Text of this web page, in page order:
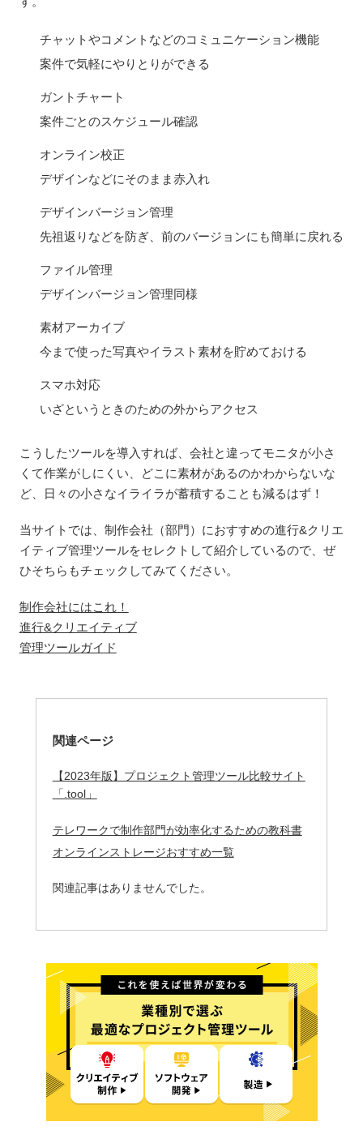
チャットやコメントなどのコミュニケーション機能
案件で気軽にやりとりができる
ガントチャート
案件ごとのスケジュール確認
オンライン校正
デザインなどにそのまま赤入れ
デザインバージョン管理
先祖返りなどを防ぎ、前のバージョンにも簡単に戻れる
ファイル管理
デザインバージョン管理同様
素材アーカイブ
今まで使った写真やイラスト素材を貯めておける
スマホ対応
いざというときのための外からアクセス
こうしたツールを導入すれば、会社と違ってモニタが小さ
くて作業がしにくい、どこに素材があるのかわからないな
ど、日々の小さなイライラが蓄積することも減るはず！
当サイトでは、制作会社（部門）におすすめの進行&クリエ
イティブ管理ツールをセレクトして紹介しているので、ぜ
ひそちらもチェックしてみてください。
制作会社にはこれ！
進行&クリエイティブ
管理ツールガイド
関連ページ
【2023年版】プロジェクト管理ツール比較サイト
「.tool」
テレワークで制作部門が効率化するための教科書
オンラインストレージおすすめ一覧
関連記事はありませんでした。